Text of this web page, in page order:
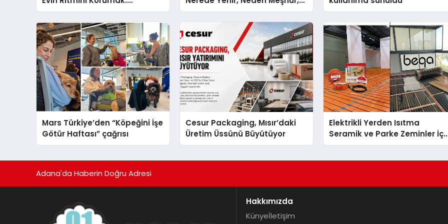
Electrolux Cihazlarında Dürüst
Teknik Destek Deneyimi
Nasıl Yapılır?
Mars Türkiye’den “Köpeğini İşe
Götür Haftası” çağrısı
Cesur Packaging, Mısır’daki
Üretim Üssünü Büyütüyor
Elektrikli Yerden Isıtma
Seramik ve Parke Zeminler
En Verimli Çözümler
Adana'da Haberin Doğru Adresi
Hakkımızda
Künyeİletişim